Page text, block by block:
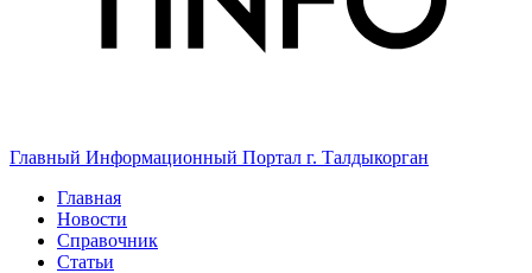
Главный Информационный Портал г. Талдыкорган
Главная
Новости
Справочник
Статьи